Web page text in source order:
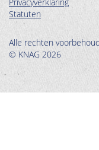
Statuten
Alle rechten
© KNAG 2026